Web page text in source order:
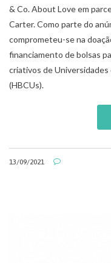
& Co. About Love em
Carter. Como parte do
comprometeu-se na
financiamento de bolsas
criativos de
(HBCUs).
13/09/2021